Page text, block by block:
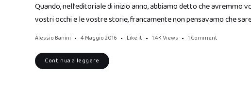
Quando, nell’editoriale di inizio anno, abbiamo detto che
vostri occhi e le vostre storie, francamente non pensavamo che
Alessio Banini 4 Maggio 2016 Like it 1.4K Views 1 Comment
Continua a leggere